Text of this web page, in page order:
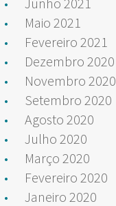
Maio 2021
Fevereiro 2021
Dezembro 2020
Novembro 2020
Setembro 2020
Agosto 2020
Julho 2020
Março 2020
Fevereiro 2020
Janeiro 2020